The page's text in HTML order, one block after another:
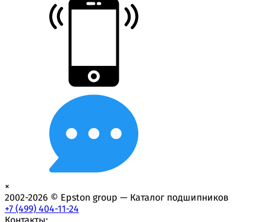
×
2002-2026 © Epston group — Каталог подшипников
+7 (499) 404-11-24